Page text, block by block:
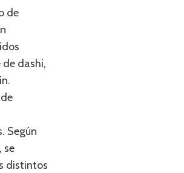
de
de dashi,
Según
se
distintos